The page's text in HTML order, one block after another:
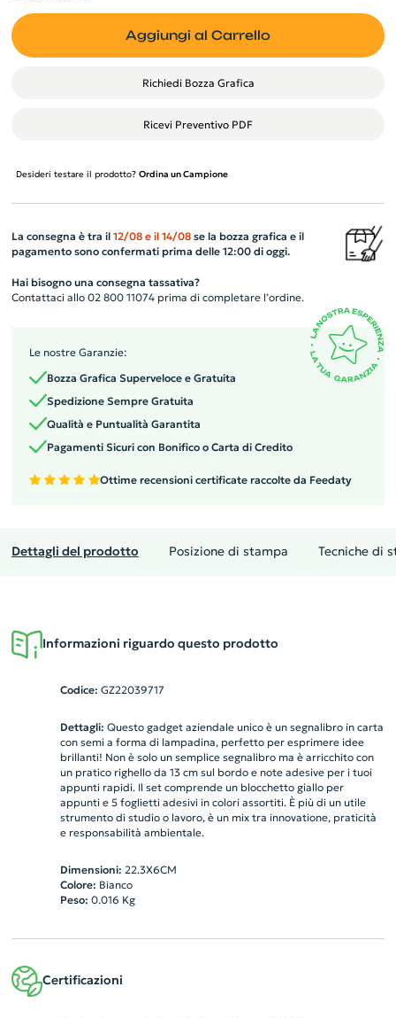
Aggiungi al Carrello
Richiedi Bozza Grafica
Ricevi Preventivo PDF
Desideri testare il prodotto? Ordina un Campione
La consegna è tra il 12/08 e il 14/08se la bozza grafica e il
pagamento sono confermati prima delle 12:00 di oggi.
Hai bisogno una consegna tassativa?
Contattaci allo 02 800 11074 prima di completare l’ordine.
Le nostre Garanzie:
Bozza Grafica Superveloce e Gratuita
Spedizione Sempre Gratuita
Qualità e Puntualità Garantita
Pagamenti Sicuri con Bonifico o Carta di Credito
Ottime recensioni certificate raccolte da Feedaty
Dettagli del prodotto Posizione di stampa Tecniche di
Informazioni riguardo questo prodotto
Codice: GZ22039717
Dettagli: Questo gadget aziendale unico è un segnalibro in carta
con semi a forma di lampadina, perfetto per esprimere idee
brillanti! Non è solo un semplice segnalibro ma è arricchito con
un pratico righello da 13 cm sul bordo e note adesive per i tuoi
appunti rapidi. Il set comprende un blocchetto giallo per
appunti e 5 foglietti adesivi in colori assortiti. È più di un utile
strumento di studio o lavoro, è un mix tra innovatione, praticità
e responsabilità ambientale.
Dimensioni: 22.3X6CM
Colore: Bianco
Peso: 0.016 Kg
Certificazioni